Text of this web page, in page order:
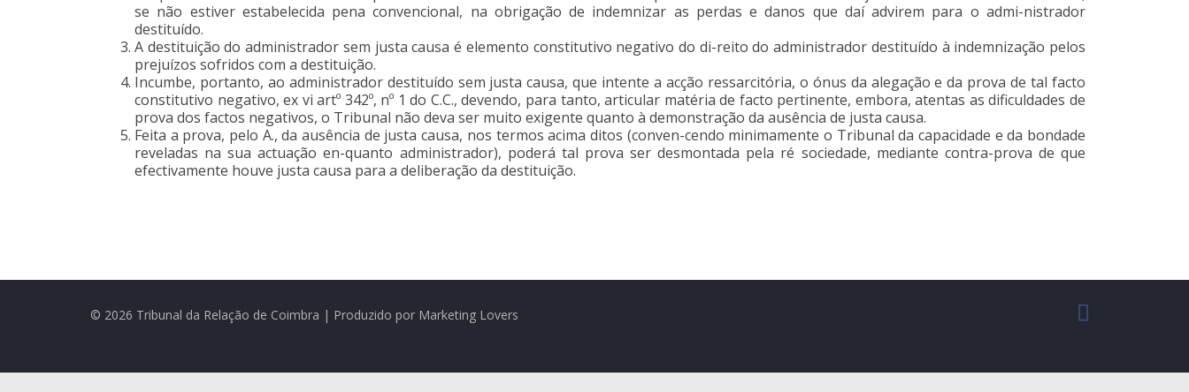
se não estiver estabelecida pena convencional, na obrigação de indemnizar as perdas e danos que daí advirem para o admi-nistrador
destituído.
A destituição do administrador sem justa causa é elemento constitutivo negativo do di-reito do administrador destituído à indemnização pelos
prejuízos sofridos com a destituição.
Incumbe, portanto, ao administrador destituído sem justa causa, que intente a acção ressarcitória, o ónus da alegação e da prova de tal facto
constitutivo negativo, ex vi artº 342º, nº 1 do C.C., devendo, para tanto, articular matéria de facto pertinente, embora, atentas as dificuldades de
prova dos factos negativos, o Tribunal não deva ser muito exigente quanto à demonstração da ausência de justa causa.
Feita a prova, pelo A., da ausência de justa causa, nos termos acima ditos (conven-cendo minimamente o Tribunal da capacidade e da bondade
reveladas na sua actuação en-quanto administrador), poderá tal prova ser desmontada pela ré sociedade, mediante contra-prova de que
efectivamente houve justa causa para a deliberação da destituição.
© 2026 Tribunal da Relação de Coimbra | Produzido por Marketing Lovers